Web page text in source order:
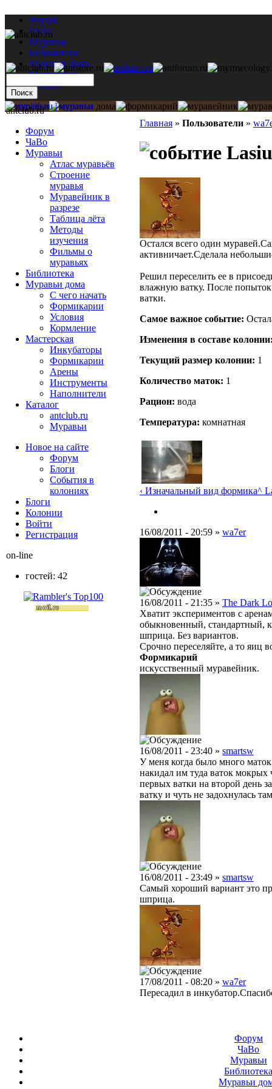
Форум
ЧаВо
Муравьи
Библиотека
Муравьи дома
Мастерская
Каталог
Главная » Пользователи »
Остался всего один
активничает.Сделала
Решил переселить ее в
влажную ватку. После попыток
ватки.
Самое важное событие:
Изменения в составе
Текущий размер кoлонии: 1
Количество маток: 1
Рацион: вода
Температура: комнатная
‹ Изначальный вид формика^
16/08/2011 - 20:59 » wa7er
16/08/2011 - 21:35 » The Dark
Хватит экспериментов с
обыкновенный, стандартный,
шприца. Без вариантов.
Срочно переселяйте, а то яиц
Формикарий
искусственный муравейник.
16/08/2011 - 23:40 » smartsw
У меня когда было много
накидал им туда ваток мокрых
первых ватки на второй день
ватку и чуть не задохнулась
16/08/2011 - 23:49 » smartsw
Самый хороший вариант это
шприца.
17/08/2011 - 08:20 » wa7er
Пересадил в
antclub.ru
Форум
ЧаВо
Муравьи
Атлас муравьёв
Строение
муравья
Муравейник в
разрезе
Таблица лёта
Методы
изучения
Фильмы о
муравьях
Библиотека
Муравьи дома
С чего начать
Формикарии
Условия
Кормление
Мастерская
Инкубаторы
Формикарии
Арены
Инструменты
Наполнители
Каталог
antclub.ru
Муравьи
Новое на сайте
Форум
Блоги
События в
колониях
Блоги
Колонии
Войти
Peгиcтpaция
on-line
гостей: 42
Форум
ЧаВо
Муравьи
Муравьи